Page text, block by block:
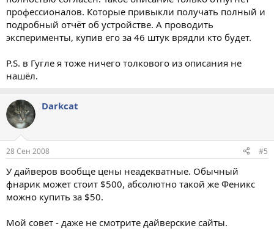
профессионалов. Которые привыкли получать полный и
подробный отчёт об устройстве. А проводить
эксперименты, купив его за 46 штук врядли кто будет.
P.S. в Гугле я тоже ничего толкового из описания не
нашёл.
Darkcat
28 Сен 2008 #5
У дайверов вообще цены неадекватные. Обычный
фнарик может стоит $500, абсолютно такой же Феникс
можно купить за $50.
Мой совет - даже не смотрите дайверские сайты.